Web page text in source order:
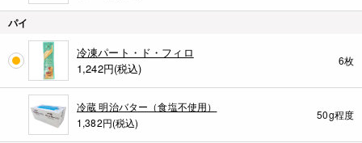
パイ
冷凍パート・ド・フィロ
1,242円(税込)
6枚
冷蔵 明治バター（食塩不使用）
1,382円(税込)
50g程度